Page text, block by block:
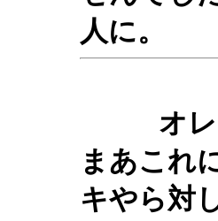
人に。
オ
まあこれ
キやら対